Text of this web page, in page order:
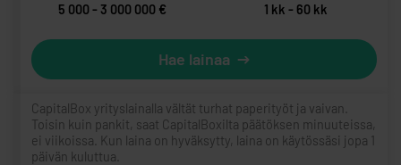
5 000 - 3 000 000 € 1 kk - 60 kk
Hae lainaa
CapitalBox yrityslainalla vältät turhat paperityöt ja vaivan.
Toisin kuin pankit, saat CapitalBoxilta päätöksen minuuteissa,
ei viikoissa. Kun laina on hyväksytty, laina on käytössäsi jopa 1
päivän kuluttua.